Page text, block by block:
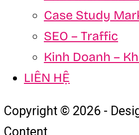
Case Study
SEO – Traffic
Kinh Doanh –
LIÊN HỆ
Copyright © 2026 -
Content